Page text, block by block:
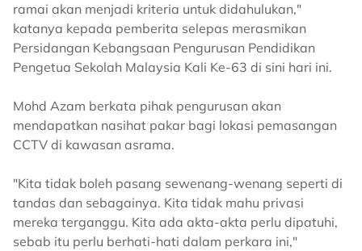
ramai akan menjadi kriteria untuk didahulukan,"
katanya kepada pemberita selepas merasmikan
Persidangan Kebangsaan Pengurusan Pendidikan
Pengetua Sekolah Malaysia Kali Ke-63 di sini hari ini.
Mohd Azam berkata pihak pengurusan akan
mendapatkan nasihat pakar bagi lokasi pemasangan
CCTV di kawasan asrama.
"Kita tidak boleh pasang sewenang-wenang seperti di
tandas dan sebagainya. Kita tidak mahu privasi
mereka terganggu. Kita ada akta-akta perlu dipatuhi,
sebab itu perlu berhati-hati dalam perkara ini,"